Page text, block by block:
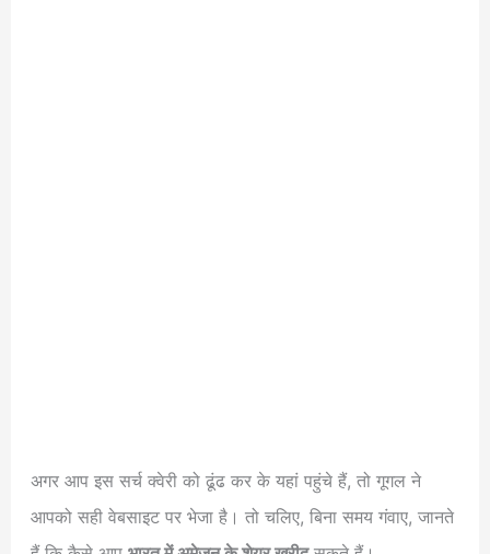
अगर आप इस सर्च क्वेरी को ढूंढ कर के यहां पहुंचे हैं, तो गूगल ने
आपको सही वेबसाइट पर भेजा है। तो चलिए, बिना समय गंवाए, जानते